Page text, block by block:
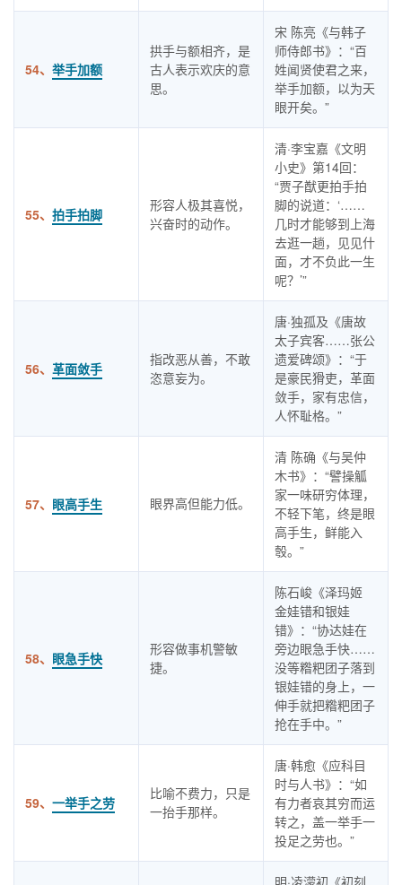
54、 举手加额
拱手与额相齐，是
古人表示欢庆的意
思。
宋 陈亮《与韩子
师侍郎书》：“百
姓闻贤使君之来，
举手加额，以为天
眼开矣。”
55、 拍手拍脚
形容人极其喜悦，
兴奋时的动作。
清·李宝嘉《文明
小史》第14回：
“贾子猷更拍手拍
脚的说道：‘……
几时才能够到上海
去逛一趟，见见什
面，才不负此一生
呢？’”
56、 革面敛手
指改恶从善，不敢
恣意妄为。
唐·独孤及《唐故
太子宾客……张公
遗爱碑颂》：“于
是豪民猾吏，革面
敛手，家有忠信，
人怀耻格。”
57、 眼高手生 眼界高但能力低。
清 陈确《与吴仲
木书》：“譬操觚
家一味研穷体理，
不轻下笔，终是眼
高手生，鲜能入
彀。”
58、 眼急手快
形容做事机警敏
捷。
陈石峻《泽玛姬
金娃错和银娃
错》：“协达娃在
旁边眼急手快……
没等糌粑团子落到
银娃错的身上，一
伸手就把糌粑团子
抢在手中。”
59、 一举手之劳
比喻不费力，只是
一抬手那样。
唐·韩愈《应科目
时与人书》：“如
有力者哀其穷而运
转之，盖一举手一
投足之劳也。”
明·凌濛初《初刻